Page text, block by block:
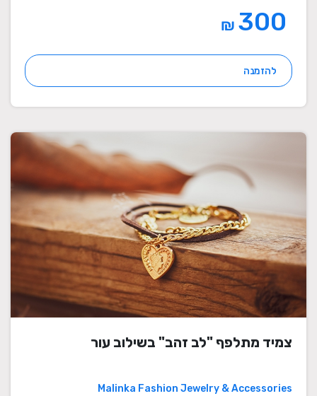
₪
להזמנה
צמיד מתלפף "לב זהב" בשילוב עור
Malinka Fashion Jewelry & Accessories